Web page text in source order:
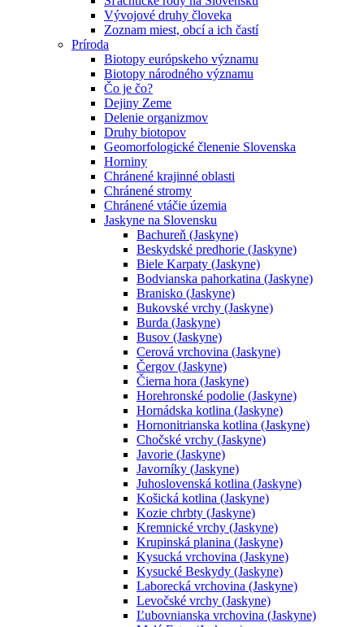
Vývojové druhy človeka
Zoznam miest, obcí a ich častí
Príroda
Biotopy európskeho významu
Biotopy národného významu
Čo je čo?
Dejiny Zeme
Delenie organizmov
Druhy biotopov
Geomorfologické členenie Slovenska
Horniny
Chránené krajinné oblasti
Chránené stromy
Chránené vtáčie územia
Jaskyne na Slovensku
Bachureň (Jaskyne)
Beskydské predhorie (Jaskyne)
Biele Karpaty (Jaskyne)
Bodvianska pahorkatina (Jaskyne)
Branisko (Jaskyne)
Bukovské vrchy (Jaskyne)
Burda (Jaskyne)
Busov (Jaskyne)
Cerová vrchovina (Jaskyne)
Čergov (Jaskyne)
Čierna hora (Jaskyne)
Horehronské podolie (Jaskyne)
Hornádska kotlina (Jaskyne)
Hornonitrianska kotlina (Jaskyne)
Chočské vrchy (Jaskyne)
Javorie (Jaskyne)
Javorníky (Jaskyne)
Juhoslovenská kotlina (Jaskyne)
Košická kotlina (Jaskyne)
Kozie chrbty (Jaskyne)
Kremnické vrchy (Jaskyne)
Krupinská planina (Jaskyne)
Kysucká vrchovina (Jaskyne)
Kysucké Beskydy (Jaskyne)
Laborecká vrchovina (Jaskyne)
Levočské vrchy (Jaskyne)
Ľubovnianska vrchovina (Jaskyne)